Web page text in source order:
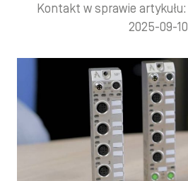
Kontakt w sprawie artykułu:
2025-09-10